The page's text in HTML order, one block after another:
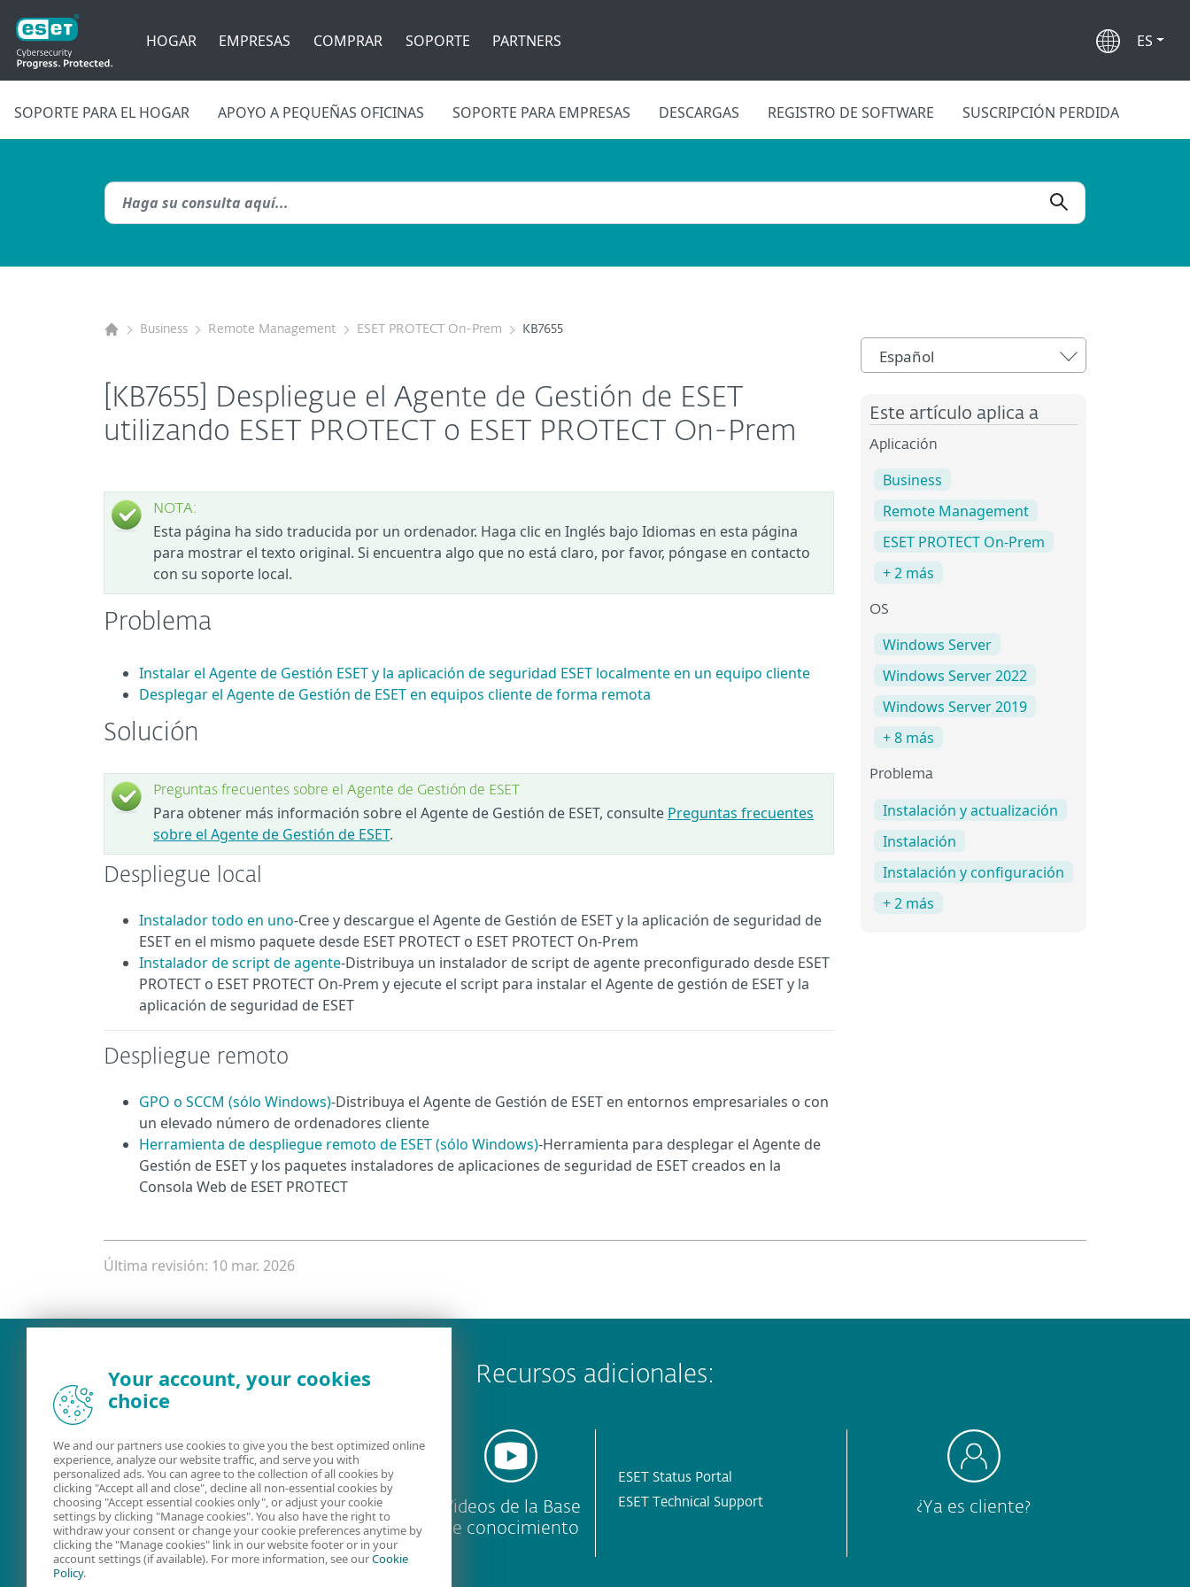
HOGAR EMPRESAS COMPRAR SOPORTE PARTNERS ES
SOPORTE PARA EL HOGAR APOYO A PEQUEÑAS OFICINAS SOPORTE PARA EMPRESAS DESCARGAS REGISTRO DE SOFTWARE SUSCRIPCIÓN PERDIDA
Business Remote Management ESET PROTECT On-Prem KB7655
[KB7655] Despliegue el Agente de Gestión de ESET
utilizando ESET PROTECT o ESET PROTECT On-Prem
NOTA:
Esta página ha sido traducida por un ordenador. Haga clic en Inglés bajo Idiomas en esta página
para mostrar el texto original. Si encuentra algo que no está claro, por favor, póngase en contacto
con su soporte local.
Problema
Instalar el Agente de Gestión ESET y la aplicación de seguridad ESET localmente en un equipo cliente
Desplegar el Agente de Gestión de ESET en equipos cliente de forma remota
Solución
Preguntas frecuentes sobre el Agente de Gestión de ESET
Para obtener más información sobre el Agente de Gestión de ESET, consulte Preguntas frecuentes
sobre el Agente de Gestión de ESET.
Despliegue local
Instalador todo en uno-Cree y descargue el Agente de Gestión de ESET y la aplicación de seguridad de
ESET en el mismo paquete desde ESET PROTECT o ESET PROTECT On-Prem
Instalador de script de agente-Distribuya un instalador de script de agente preconfigurado desde ESET
PROTECT o ESET PROTECT On-Prem y ejecute el script para instalar el Agente de gestión de ESET y la
aplicación de seguridad de ESET
Despliegue remoto
GPO o SCCM (sólo Windows)-Distribuya el Agente de Gestión de ESET en entornos empresariales o con
un elevado número de ordenadores cliente
Herramienta de despliegue remoto de ESET (sólo Windows)-Herramienta para desplegar el Agente de
Gestión de ESET y los paquetes instaladores de aplicaciones de seguridad de ESET creados en la
Consola Web de ESET PROTECT
Español
Este artículo aplica a
Aplicación
Business
Remote Management
ESET PROTECT On-Prem
+ 2 más
OS
Windows Server
Windows Server 2022
Windows Server 2019
+ 8 más
Problema
Instalación y actualización
Instalación
Instalación y configuración
+ 2 más
Última revisión: 10 mar. 2026
Recursos adicionales:
Ayuda online Foros de ESET
Videos de la Base
de conocimiento
ESET Status Portal
ESET Technical Support
¿Ya es cliente?
Your account, your cookies
choice
We and our partners use cookies to give you the best optimized online
experience, analyze our website traffic, and serve you with
personalized ads. You can agree to the collection of all cookies by
clicking "Accept all and close", decline all non-essential cookies by
choosing "Accept essential cookies only", or adjust your cookie
settings by clicking "Manage cookies". You also have the right to
withdraw your consent or change your cookie preferences anytime by
clicking the "Manage cookies" link in our website footer or in your
account settings (if available). For more information, see ourCookie
Policy.